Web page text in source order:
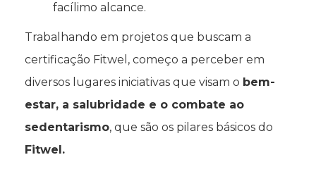
facílimo alcance.
Trabalhando em projetos que buscam a
certificação Fitwel, começo a perceber em
diversos lugares iniciativas que visam o bem-
estar, a salubridade e o combate ao
sedentarismo, que são os pilares básicos do
Fitwel.